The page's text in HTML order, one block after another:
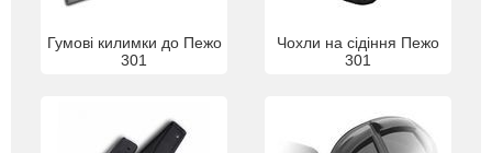
Гумові килимки до Пежо
301
Чохли на сідіння Пежо
301